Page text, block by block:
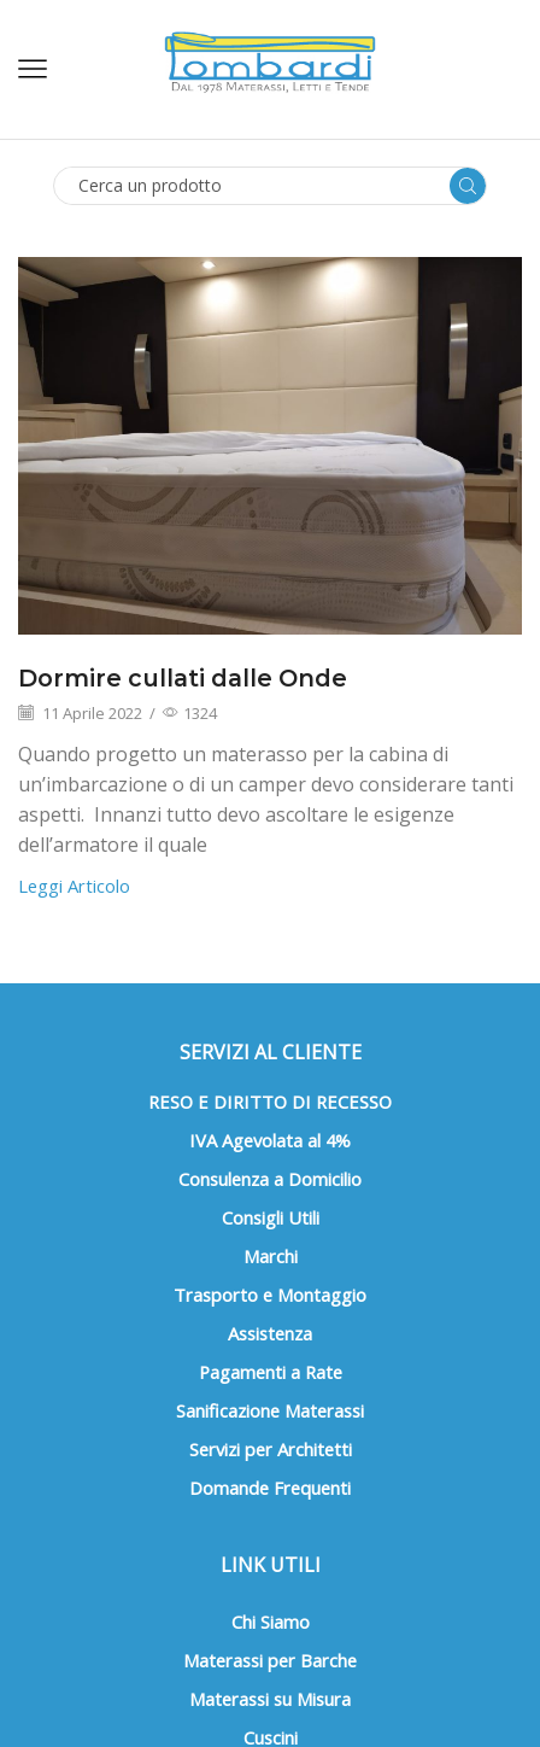
Dormire cullati dalle Onde
11 Aprile 2022 / 1324
Quando progetto un materasso per la cabina di
un’imbarcazione o di un camper devo considerare tanti
aspetti. Innanzi tutto devo ascoltare le esigenze
dell’armatore il quale
Leggi Articolo
SERVIZI AL CLIENTE
RESO E DIRITTO DI RECESSO
IVA Agevolata al 4%
Consulenza a Domicilio
Consigli Utili
Marchi
Trasporto e Montaggio
Assistenza
Pagamenti a Rate
Sanificazione Materassi
Servizi per Architetti
Domande Frequenti
LINK UTILI
Chi Siamo
Materassi per Barche
Materassi su Misura
Cuscini